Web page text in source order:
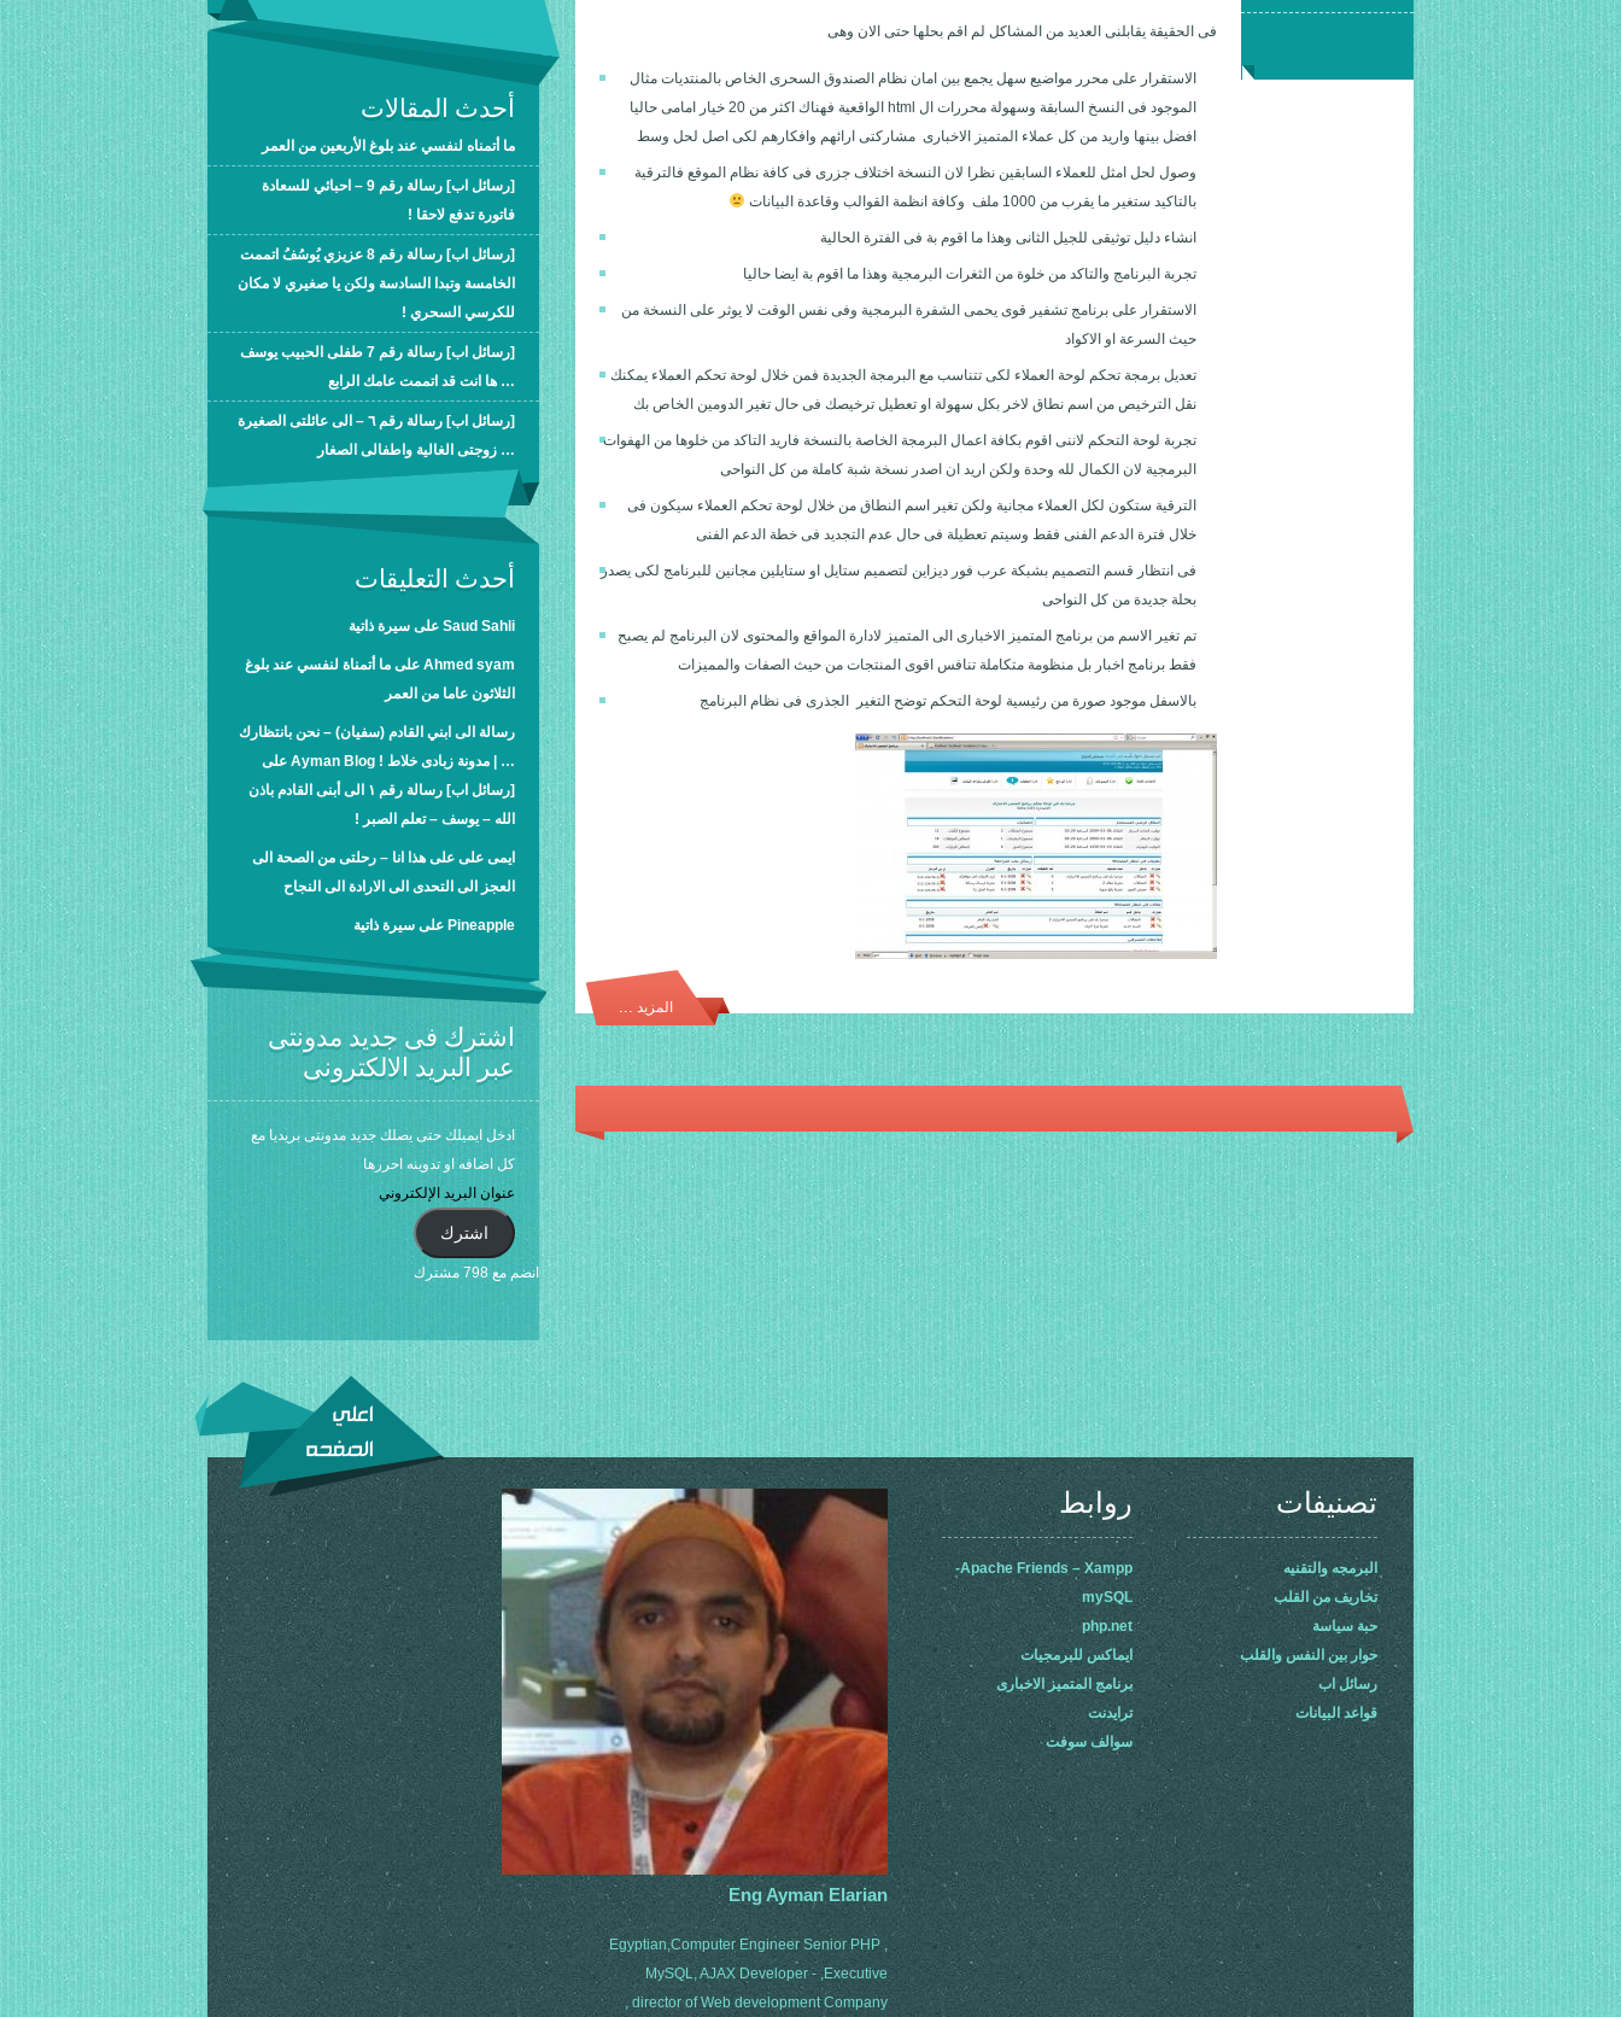
فى الحقيقة يقابلنى العديد من المشاكل لم اقم بحلها حتى الان وهى
الاستقرار على محرر مواضيع سهل يجمع بين امان نظام الصندوق السحرى الخاص بالمنتديات مثال
الموجود فى النسخ السابقة وسهولة محررات ال html الواقعية فهناك اكثر من 20 خيار امامى حاليا
افضل بينها واريد من كل عملاء المتميز الاخبارى مشاركتى ارائهم وافكارهم لكى اصل لحل وسط
وصول لحل امثل للعملاء السابقين نظرا لان النسخة اختلاف جزرى فى كافة نظام الموقع فالترقية
بالتاكيد ستغير ما يقرب من 1000 ملف وكافة انظمة القوالب وقاعدة البيانات
انشاء دليل توثيقى للجيل الثانى وهذا ما اقوم بة فى الفترة الحالية
تجربة البرنامج والتاكد من خلوة من الثغرات البرمجية وهذا ما اقوم بة ايضا حاليا
الاستقرار على برنامج تشفير قوى يحمى الشفرة البرمجية وفى نفس الوقت لا يوثر على النسخة من
حيث السرعة او الاكواد
تعديل برمجة تحكم لوحة العملاء لكى تتناسب مع البرمجة الجديدة فمن خلال لوحة تحكم العملاء يمكنك
نقل الترخيص من اسم نطاق لاخر بكل سهولة او تعطيل ترخيصك فى حال تغير الدومين الخاص بك
تجربة لوحة التحكم لاننى اقوم بكافة اعمال البرمجة الخاصة بالنسخة فاريد التاكد من خلوها من الهفوات
البرمجية لان الكمال لله وحدة ولكن اريد ان اصدر نسخة شبة كاملة من كل النواحى
الترقية ستكون لكل العملاء مجانية ولكن تغير اسم النطاق من خلال لوحة تحكم العملاء سيكون فى
خلال فترة الدعم الفنى فقط وسيتم تعطيلة فى حال عدم التجديد فى خطة الدعم الفنى
فى انتظار قسم التصميم بشبكة عرب فور ديزاين لتصميم ستايل او ستايلين مجانين للبرنامج لكى يصدر
بحلة جديدة من كل النواحى
تم تغير الاسم من برنامج المتميز الاخبارى الى المتميز لادارة المواقع والمحتوى لان البرنامج لم يصبح
فقط برنامج اخبار بل منظومة متكاملة تنافس اقوى المنتجات من حيث الصفات والمميزات
بالاسفل موجود صورة من رئيسية لوحة التحكم توضح التغير الجذرى فى نظام البرنامج
المزيد ...
أحدث المقالات
ما أتمناه لنفسي عند بلوغ الأربعين من العمر
[رسائل اب] رسالة رقم 9 – احبائي للسعادة
فاتورة تدفع لاحقا !
[رسائل اب] رسالة رقم 8 عزيزي يُوسُفُ اتممت
الخامسة وتبدا السادسة ولكن يا صغيري لا مكان
للكرسي السحري !
[رسائل اب] رسالة رقم 7 طفلى الحبيب يوسف
… ها انت قد اتممت عامك الرابع
[رسائل اب] رسالة رقم ٦ – الى عائلتى الصغيرة
… زوجتى الغالية واطفالى الصغار
أحدث التعليقات
Saud Sahli على سيرة ذاتية
Ahmed syam على ما أتمناة لنفسي عند بلوغ
الثلاثون عاما من العمر
رسالة الى ابني القادم (سفيان) – نحن بانتظارك
… | مدونة زبادى خلاط ! Ayman Blog
على
[رسائل اب] رسالة رقم ١ الى أبنى القادم باذن
الله – يوسف – تعلم الصبر !
ايمى على على هذا انا – رحلتى من الصحة الى
العجز الى التحدى الى الارادة الى النجاح
Pineapple على سيرة ذاتية
اشترك فى جديد مدونتى
عبر البريد الالكترونى
ادخل ايميلك حتى يصلك جديد مدونتى بريديا مع
كل اضافه او تدوينه احررها
عنوان
البريد
الإلكتروني
اشترك
انضم مع 798 مشترك
تصنيفات
البرمجه والتقنيه
تخاريف من القلب
حبة سياسة
حوار بين النفس والقلب
رسائل اب
قواعد البيانات
روابط
Apache Friends – Xampp-
mySQL
php.net
ايماكس للبرمجيات
برنامج المتميز الاخبارى
ترايدنت
سوالف سوفت
Eng Ayman Elarian
Egyptian,Computer Engineer Senior PHP ,
MySQL, AJAX Developer - ,Executive
director of Web development Company ,